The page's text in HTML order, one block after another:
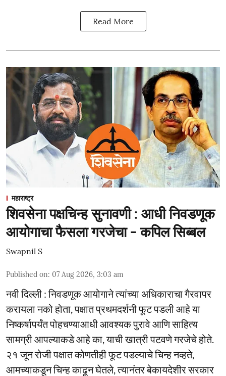
Read More
महाराष्ट्र
शिवसेना पक्षचिन्ह सुनावणी : आधी निवडणूक
आयोगाचा फैसला गरजेचा - कपिल सिब्बल
Swapnil S
Published on: 07 Aug 2026, 3:03 am
नवी दिल्ली : निवडणूक आयोगाने त्यांच्या अधिकाराचा गैरवापर
करायला नको होता, पक्षात प्रथमदर्शनी फूट पडली आहे या
निष्कर्षापर्यंत पोहचण्याआधी आवश्यक पुरावे आणि साहित्य
सामग्री आपल्याकडे आहे का, याची खात्री पटवणे गरजेचे होते.
२१ जून रोजी पक्षात कोणतीही फूट पडल्याचे चिन्ह नव्हते,
आमच्याकडून चिन्ह काढून घेतले, त्यानंतर बेकायदेशीर सरकार